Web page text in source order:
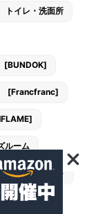
トイレ・洗面所
[Francfranc]
ルーム
・クローゼット
松屋